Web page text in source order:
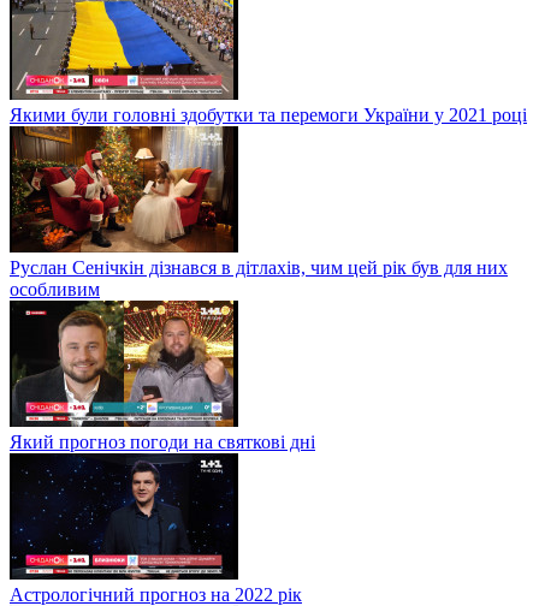
Якими були головні здобутки та перемоги України у 2021 році
Руслан Сенічкін дізнався в дітлахів, чим цей рік був для них
особливим
Який прогноз погоди на святкові дні
Астрологічний прогноз на 2022 рік